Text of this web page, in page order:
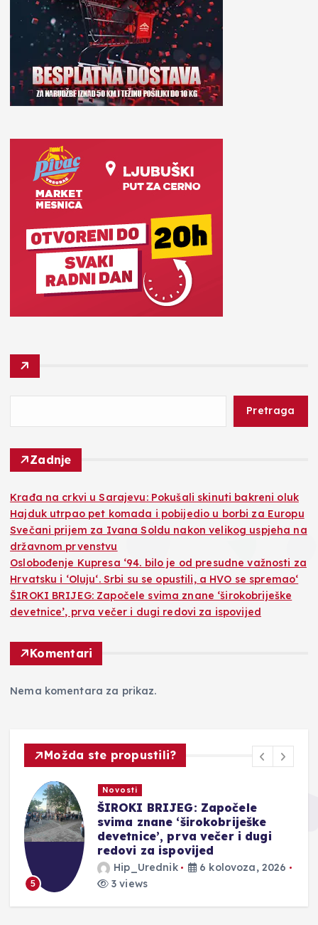
Pretraga
Zadnje
Krađa na crkvi u Sarajevu: Pokušali skinuti bakreni oluk
Hajduk utrpao pet komada i pobijedio u borbi za Europu
Svečani prijem za Ivana Soldu nakon velikog uspjeha na
državnom prvenstvu
Oslobođenje Kupresa ‘94. bilo je od presudne važnosti za
Hrvatsku i ‘Oluju‘. Srbi su se opustili, a HVO se spremao‘
ŠIROKI BRIJEG: Započele svima znane ‘širokobriješke
devetnice’, prva večer i dugi redovi za ispovijed
Komentari
Nema komentara za prikaz.
Možda ste propustili?
5
Novosti
ŠIROKI BRIJEG: Započele
svima znane ‘širokobriješke
devetnice’, prva večer i dugi
redovi za ispovijed
Hip_Urednik
6 kolovoza, 2026
3 views